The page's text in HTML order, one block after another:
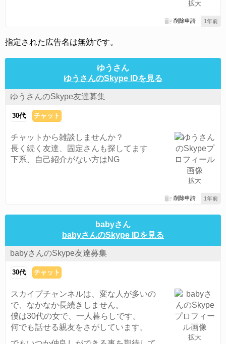
拡大
1年前
削除申請
指定された広告名は無効です。
ゆうさん
ゆうさんのSkype IDを見る
ゆうさんのSkype友達募集
30代 チャット
拡大
チャットから雑談しませんか？
長く続く友達、固定さんも探してます
下系、自己紹介がない方はNG
1年前
削除申請
babyさん
babyさんのSkype IDを見る
babyさんのSkype友達募集
30代 チャット
拡大
スカイプチャンネルは、変な人が多いの
で、なかなか長続きしません。
僕は30代の女で、一人暮らしです。
何でも話せる親友をさがしています。